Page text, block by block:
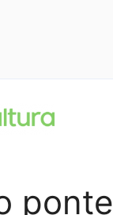
ponte